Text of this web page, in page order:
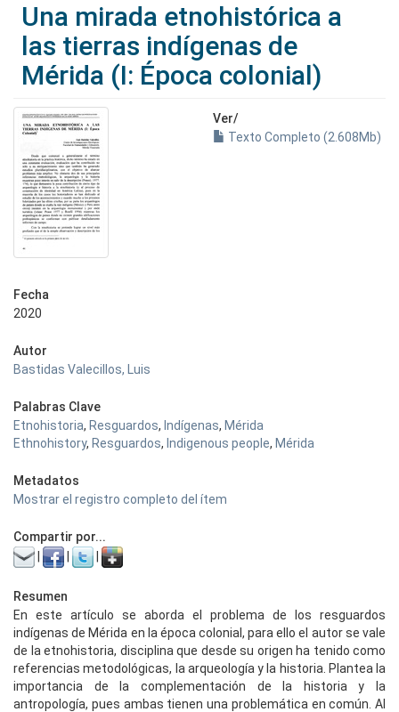
Una mirada etnohistórica a
las tierras indígenas de
Mérida (I: Época colonial)
Ver/
Texto Completo (2.608Mb)
Fecha
2020
Autor
Bastidas Valecillos, Luis
Palabras Clave
Etnohistoria, Resguardos, Indígenas, Mérida
Ethnohistory, Resguardos, Indigenous people, Mérida
Metadatos
Mostrar el registro completo del ítem
Compartir por...
Resumen
En este artículo se aborda el problema de los resguardos
indígenas de Mérida en la época colonial, para ello el autor se vale
de la etnohistoria, disciplina que desde su origen ha tenido como
referencias metodológicas, la arqueología y la historia. Plantea la
importancia de la complementación de la historia y la
antropología, pues ambas tienen una problemática en común. Al